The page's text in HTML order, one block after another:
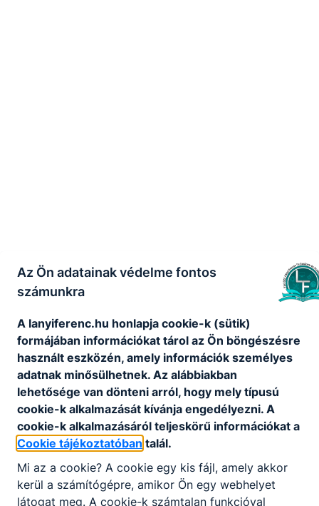
Az Ön adatainak védelme fontos
számunkra
A lanyiferenc.hu honlapja cookie-k (sütik)
formájában információkat tárol az Ön böngészésre
használt eszközén, amely információk személyes
adatnak minősülhetnek. Az alábbiakban
lehetősége van dönteni arról, hogy mely típusú
cookie-k alkalmazását kívánja engedélyezni. A
cookie-k alkalmazásáról teljeskörű információkat a
Cookie tájékoztatóban talál.
Mi az a cookie? A cookie egy kis fájl, amely akkor
kerül a számítógépre, amikor Ön egy webhelyet
látogat meg. A cookie-k számtalan funkcióval